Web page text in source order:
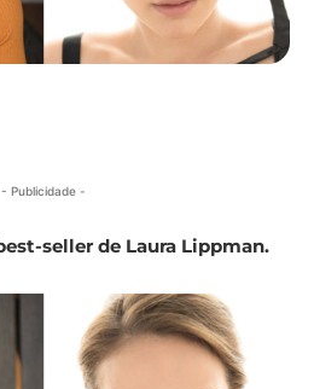
- Publicidade -
seller de Laura Lippman.